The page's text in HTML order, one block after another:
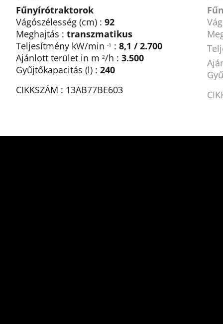
Fűnyírótraktorok
Vágószélesség (cm) : 92
Meghajtás : transzmatikus
Teljesítmény kW/min -1 : 8,1 / 2.700
Ajánlott terület in m 2/h : 3.500
Gyűjtőkapacitás (l) : 240
CIKKSZÁM : 13AB77BE603